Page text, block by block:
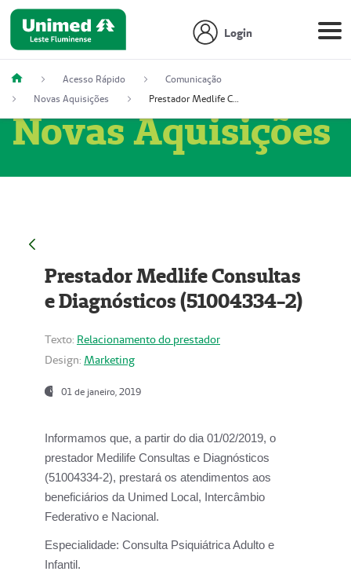
Login
Acesso Rápido
Comunicação
Novas Aquisições
Prestador Medlife Consultas e Diagnósticos (51004334-2)
Novas Aquisições
Prestador Medlife Consultas
e Diagnósticos (51004334-2)
Texto: Relacionamento do prestador
Design: Marketing
01 de janeiro, 2019
Informamos que, a partir do dia 01/02/2019, o
prestador Medilife Consultas e Diagnósticos
(51004334-2), prestará os atendimentos aos
beneficiários da Unimed Local, Intercâmbio
Federativo e Nacional.
Especialidade: Consulta Psiquiátrica Adulto e
Infantil.